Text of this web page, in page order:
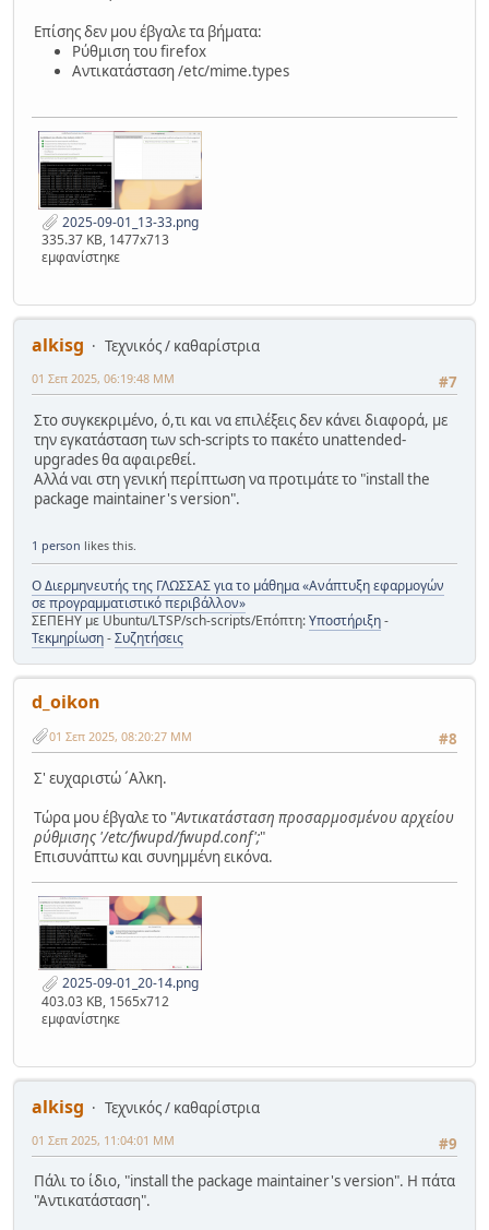
Επίσης δεν μου έβγαλε τα βήματα:
Ρύθμιση του firefox
Αντικατάσταση /etc/mime.types
2025-09-01_13-33.png
335.37 KB, 1477x713
εμφανίστηκε
alkisg
Τεχνικός / καθαρίστρια
#7
01 Σεπ 2025, 06:19:48 ΜΜ
Στο συγκεκριμένο, ό,τι και να επιλέξεις δεν κάνει διαφορά, με
την εγκατάσταση των sch-scripts το πακέτο unattended-
upgrades θα αφαιρεθεί.
Αλλά ναι στη γενική περίπτωση να προτιμάτε το "install the
package maintainer's version".
1 person likes this.
Ο Διερμηνευτής της ΓΛΩΣΣΑΣ για το μάθημα «Ανάπτυξη εφαρμογών
σε προγραμματιστικό περιβάλλον»
ΣΕΠΕΗΥ με Ubuntu/LTSP/sch-scripts/Επόπτη:Υποστήριξη-
Τεκμηρίωση-Συζητήσεις
d_oikon
#8
01 Σεπ 2025, 08:20:27 ΜΜ
Σ' ευχαριστώ ´Aλκη.
Tώρα μου έβγαλε το "Aντικατάσταση προσαρμοσμένου αρχείου
ρύθμισης '/etc/fwupd/fwupd.conf';"
Eπισυνάπτω και συνημμένη εικόνα.
2025-09-01_20-14.png
403.03 KB, 1565x712
εμφανίστηκε
alkisg
Τεχνικός / καθαρίστρια
#9
01 Σεπ 2025, 11:04:01 ΜΜ
Πάλι το ίδιο, "install the package maintainer's version". Η πάτα
"Αντικατάσταση".